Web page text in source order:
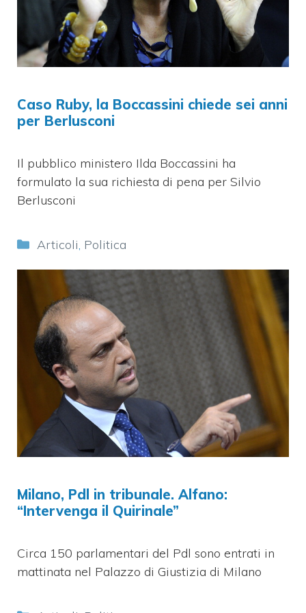
Caso Ruby, la Boccassini chiede sei anni
per Berlusconi
Il pubblico ministero Ilda Boccassini ha
formulato la sua richiesta di pena per Silvio
Berlusconi
Categorie
Articoli, Politica
Milano, Pdl in tribunale. Alfano:
“Intervenga il Quirinale”
Circa 150 parlamentari del Pdl sono entrati in
mattinata nel Palazzo di Giustizia di Milano